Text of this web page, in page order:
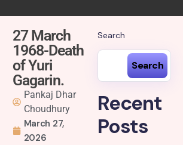
27 March
1968-Death
of Yuri
Gagarin.
Pankaj Dhar
Choudhury
March 27,
2026
Search
Search
Recent
Posts